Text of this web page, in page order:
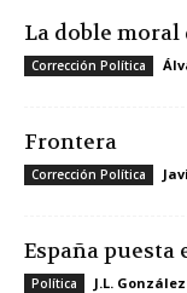
La doble
Corrección Política
Frontera
Corrección Política
España
Política J.L.